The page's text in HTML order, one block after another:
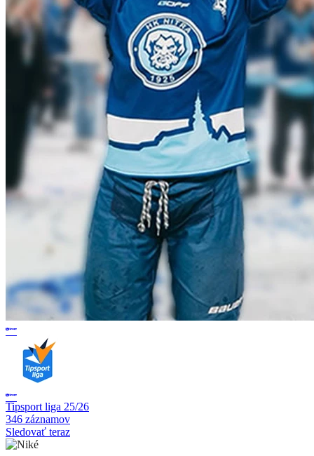
Tipsport liga 25/26
346 záznamov
Sledovať teraz